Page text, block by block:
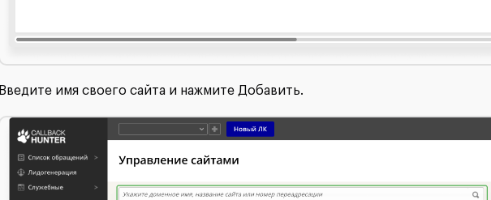
Введите имя своего сайта и нажмите Добавить.